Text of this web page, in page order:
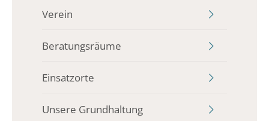
Verein
Beratungsräume
Einsatzorte
Unsere Grundhaltung